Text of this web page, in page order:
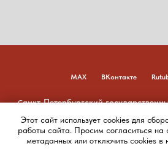
MAX ВКонтакте
Санкт-Петербургский
Наверх
Этот сайт использует cookies для
работы сайта. Просим согласиться на
метаданных или отключить cookies в